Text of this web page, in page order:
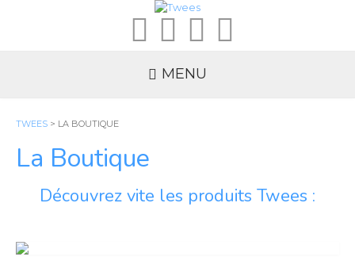
MENU
TWEES > LA BOUTIQUE
La Boutique
Découvrez vite les produits Twees :